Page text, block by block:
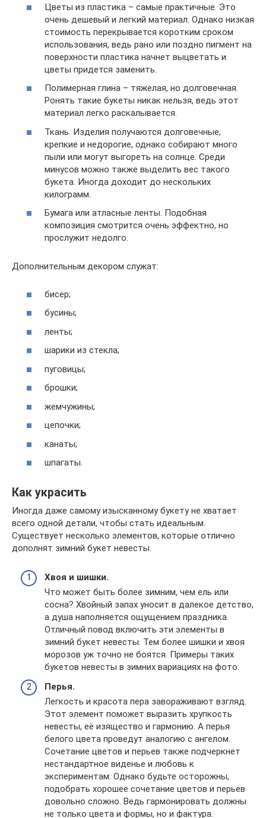
Цветы из пластика – самые практичные. Это
очень дешевый и легкий материал. Однако низкая
стоимость перекрывается коротким сроком
использования, ведь рано или поздно пигмент на
поверхности пластика начнет выцветать и
цветы придется заменить.
Полимерная глина – тяжелая, но долговечная.
Ронять такие букеты никак нельзя, ведь этот
материал легко раскалывается.
Ткань. Изделия получаются долговечные,
крепкие и недорогие, однако собирают много
пыли или могут выгореть на солнце. Среди
минусов можно также выделить вес такого
букета. Иногда доходит до нескольких
килограмм.
Бумага или атласные ленты. Подобная
композиция смотрится очень эффектно, но
прослужит недолго.
Дополнительным декором служат:
бисер;
бусины;
ленты;
шарики из стекла;
пуговицы;
брошки;
жемчужины;
цепочки;
канаты;
шпагаты.
Как украсить
Иногда даже самому изысканному букету не хватает
всего одной детали, чтобы стать идеальным.
Существует несколько элементов, которые отлично
дополнят зимний букет невесты.
Хвоя и шишки.
Что может быть более зимним, чем ель или
сосна? Хвойный запах уносит в далекое детство,
а душа наполняется ощущением праздника.
Отличный повод включить эти элементы в
зимний букет невесты. Тем более шишки и хвоя
морозов уж точно не боятся. Примеры таких
букетов невесты в зимних вариациях на фото:
Перья.
Легкость и красота пера завораживают взгляд.
Этот элемент поможет выразить хрупкость
невесты, её изящество и гармонию. А перья
белого цвета проведут аналогию с ангелом.
Сочетание цветов и перьев также подчеркнет
нестандартное виденье и любовь к
экспериментам. Однако будьте осторожны,
подобрать хорошее сочетание цветов и перьев
довольно сложно. Ведь гармонировать должны
не только цвета и формы, но и фактура.